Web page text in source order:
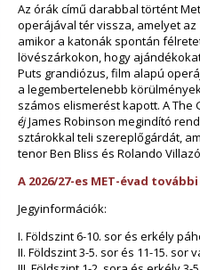
Az órák című darabbal történt
operájával tér vissza, amelyet
amikor a katonák spontán
lövészárkokon, hogy
Puts grandiózus, film alapú
a legembertelenebb
számos elismerést kapott. A
éjJames Robinson megindító
sztárokkal teli szereplőgárdát,
tenor Ben Bliss és Rolando
A 2026/27-es MET-évad
Jegyinformációk:
I. Földszint 6-10. sor és erkély
II. Földszint 3-5. sor és 11-15. sor